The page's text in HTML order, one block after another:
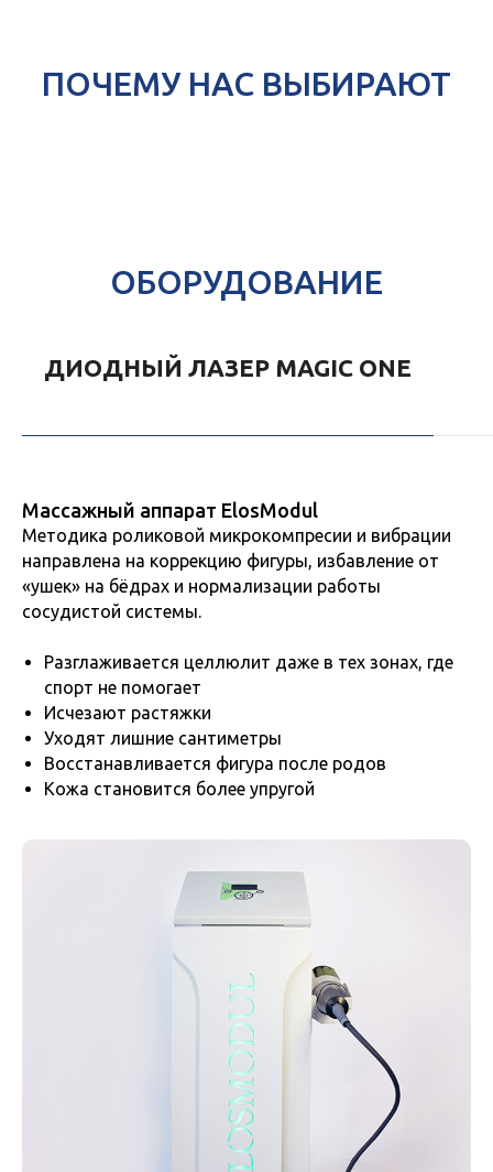
ПОЧЕМУ НАС ВЫБИРАЮТ
ОБОРУДОВАНИЕ
ДИОДНЫЙ ЛАЗЕР MAGIC ONE
Массажный аппарат ElosModul
Методика роликовой микрокомпресии и вибрации
направлена на коррекцию фигуры, избавление от
«ушек» на бёдрах и нормализации работы
сосудистой системы.
Разглаживается целлюлит даже в тех зонах, где
спорт не помогает
Исчезают растяжки
Уходят лишние сантиметры
Восстанавливается фигура после родов
Кожа становится более упругой